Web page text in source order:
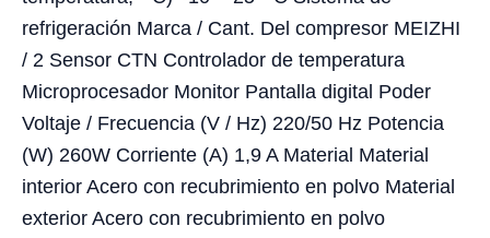
refrigeración Marca / Cant. Del compresor MEIZHI
/ 2 Sensor CTN Controlador de temperatura
Microprocesador Monitor Pantalla digital Poder
Voltaje / Frecuencia (V / Hz) 220/50 Hz Potencia
(W) 260W Corriente (A) 1,9 A Material Material
interior Acero con recubrimiento en polvo Material
exterior Acero con recubrimiento en polvo